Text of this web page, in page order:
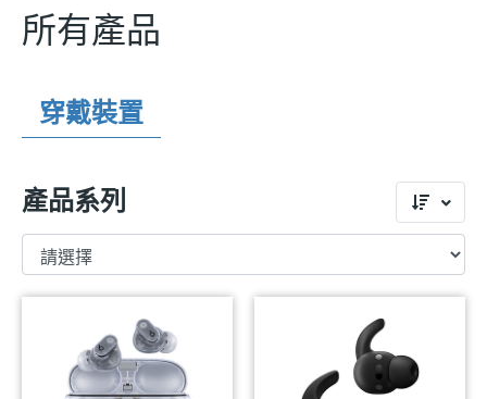
所有產品
穿戴裝置
產品系列